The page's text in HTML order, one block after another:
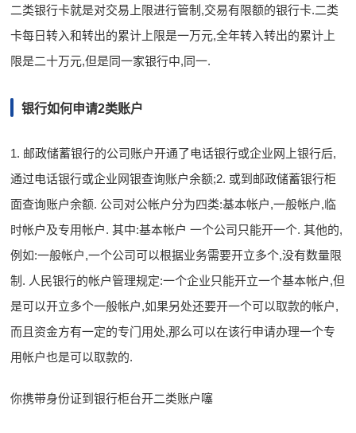
二类银行卡就是对交易上限进行管制,交易有限额的银行卡.二类
卡每日转入和转出的累计上限是一万元,全年转入转出的累计上
限是二十万元,但是同一家银行中,同一.
银行如何申请2类账户
1. 邮政储蓄银行的公司账户开通了电话银行或企业网上银行后,
通过电话银行或企业网银查询账户余额;2. 或到邮政储蓄银行柜
面查询账户余额. 公司对公帐户分为四类:基本帐户,一般帐户,临
时帐户及专用帐户. 其中:基本帐户 一个公司只能开一个. 其他的,
例如:一般帐户,一个公司可以根据业务需要开立多个,没有数量限
制. 人民银行的帐户管理规定:一个企业只能开立一个基本帐户,但
是可以开立多个一般帐户,如果另处还要开一个可以取款的帐户,
而且资金方有一定的专门用处,那么可以在该行申请办理一个专
用帐户也是可以取款的.
你携带身份证到银行柜台开二类账户噻